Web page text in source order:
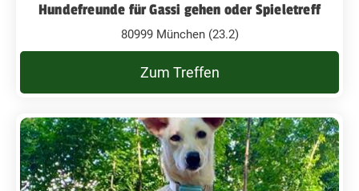
Hundefreunde für Gassi gehen oder Spieletreff
80999 München (23.2)
Zum Treffen